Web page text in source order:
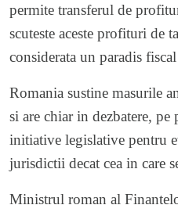
permite transferul de
scuteste aceste profituri de
considerata un paradis
Romania sustine masurile
si are chiar in dezbatere, pe
initiative legislative pentru
jurisdictii decat cea in care
Ministrul roman al